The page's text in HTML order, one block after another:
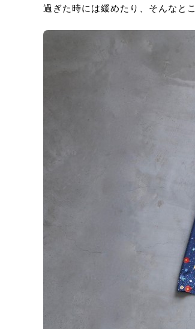
過ぎた時には緩めたり、そんなと